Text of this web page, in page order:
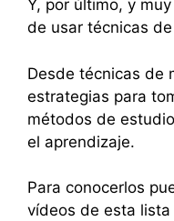
Y, por último, y
de usar técnicas
Desde técnicas de
estrategias para
métodos de
el aprendizaje.
Para conocerlos
vídeos de esta